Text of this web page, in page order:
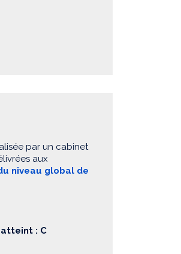
par un cabinet
aux
niveau global de
: C